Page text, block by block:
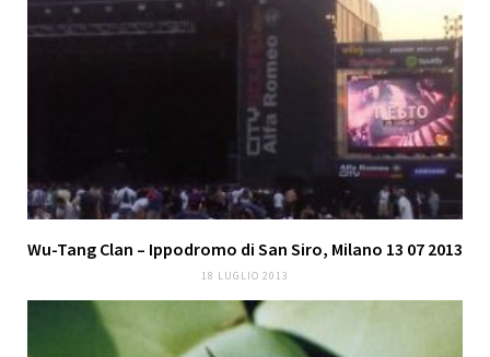
Wu-Tang Clan – Ippodromo di San Siro, Milano 13 07 2013
18 LUGLIO 2013